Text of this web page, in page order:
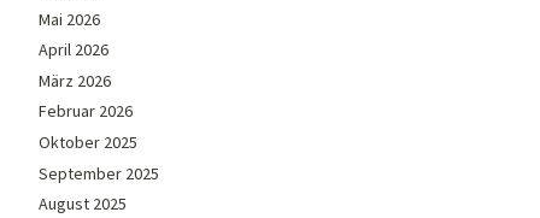
Mai 2026
April 2026
März 2026
Februar 2026
Oktober 2025
September 2025
August 2025